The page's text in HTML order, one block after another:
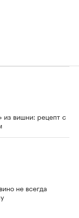
вишни: рецепт с
не всегда